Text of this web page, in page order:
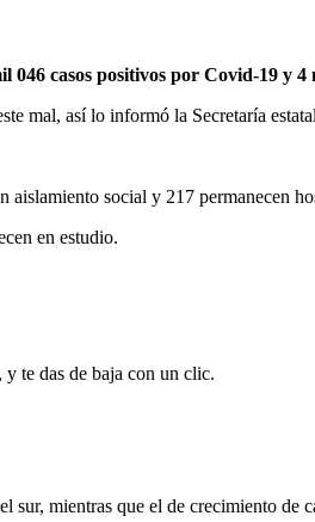
casos positivos por Covid-19 y 4
mal, así lo informó la Secretaría
social y 217 permanecen
en estudio.
te das de baja con un clic.
mientras que el de crecimiento de